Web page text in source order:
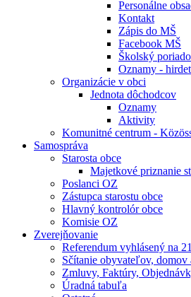
Personálne
Kontakt
Zápis do MŠ
Facebook MŠ
Školský
Oznamy -
Organizácie v obci
Jednota dôchodcov
Oznamy
Aktivity
Komunitné centrum -
Samospráva
Starosta obce
Majetkové priznanie
Poslanci OZ
Zástupca starostu obce
Hlavný kontrolór obce
Komisie OZ
Zverejňovanie
Referendum vyhlásený na
Sčítanie obyvateľov, domov
Zmluvy, Faktúry,
Úradná tabuľa